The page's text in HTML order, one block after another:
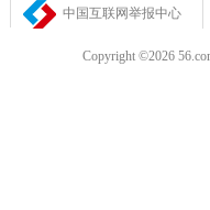
中国互联网举报中心
Copyright ©2026